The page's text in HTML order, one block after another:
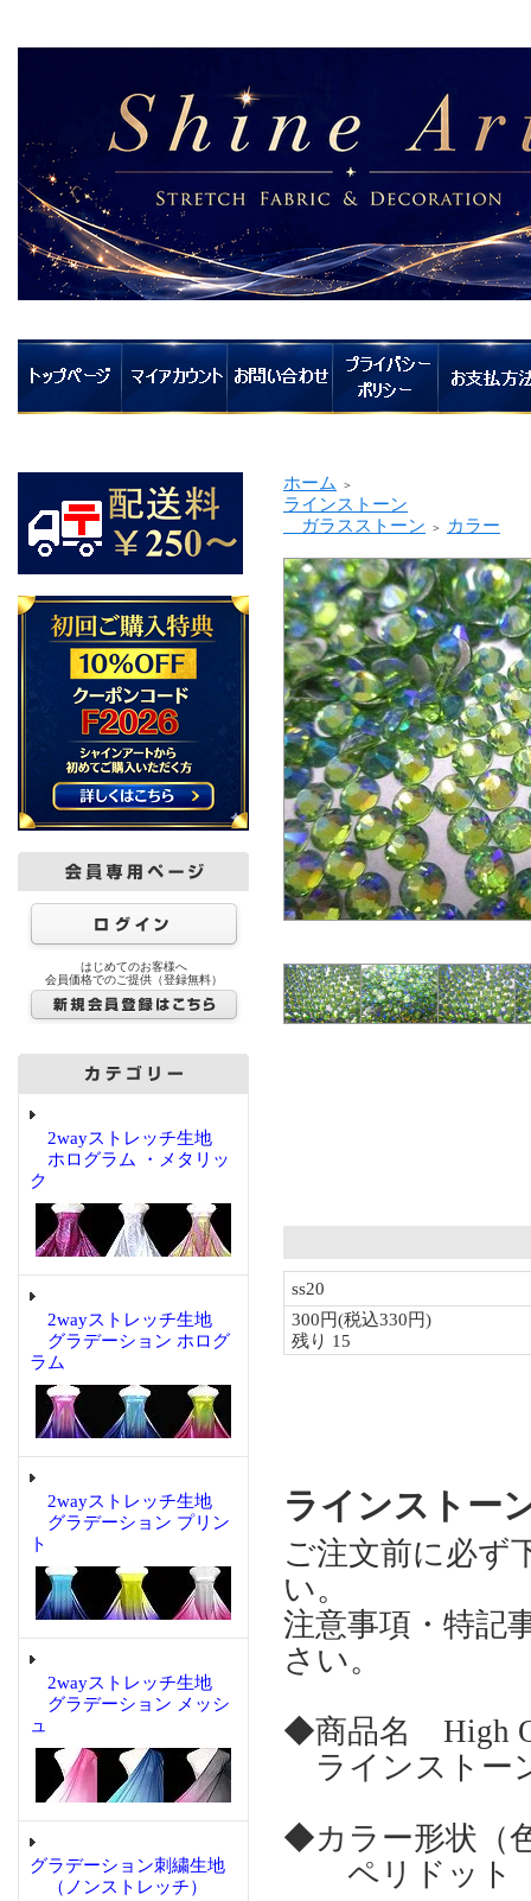
はじめてのお客様へ
会員価格でのご提供（登録無料）
2wayストレッチ生地
ホログラム ・メタリッ
ク
2wayストレッチ生地
グラデーション ホログ
ラム
2wayストレッチ生地
グラデーション プリン
ト
2wayストレッチ生地
グラデーション メッシ
ュ
グラデーション刺繍生地
（ノンストレッチ）
ホーム ＞
ラインストーン
ガラスストーン
＞ カラー
ラインストー
ご注文前に必ず
い。
注意事項・特記
さい。
◆商品名 High
ラインストー
◆カラー形状（
ペリドット